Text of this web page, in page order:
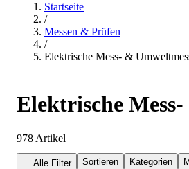
Startseite
/
Messen & Prüfen
/
Elektrische Mess- &
Elektrische
978 Artikel
Alle Filter Sortieren Kategorien